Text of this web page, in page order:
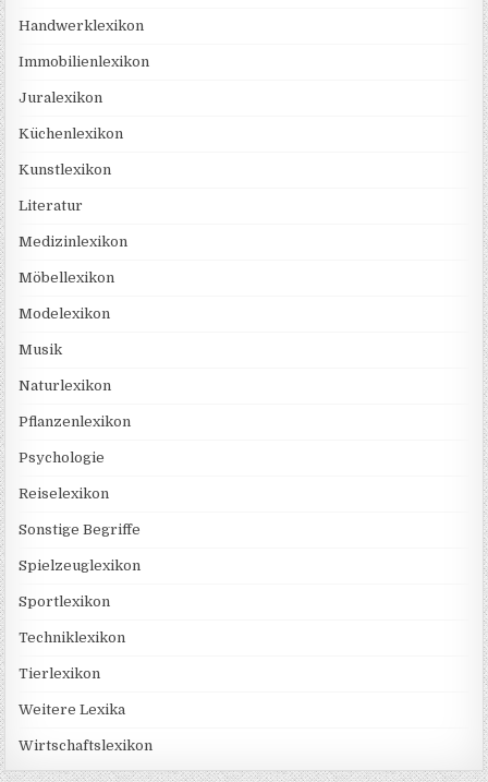
Handwerklexikon
Immobilienlexikon
Juralexikon
Küchenlexikon
Kunstlexikon
Literatur
Medizinlexikon
Möbellexikon
Modelexikon
Musik
Naturlexikon
Pflanzenlexikon
Psychologie
Reiselexikon
Sonstige Begriffe
Spielzeuglexikon
Sportlexikon
Techniklexikon
Tierlexikon
Weitere Lexika
Wirtschaftslexikon